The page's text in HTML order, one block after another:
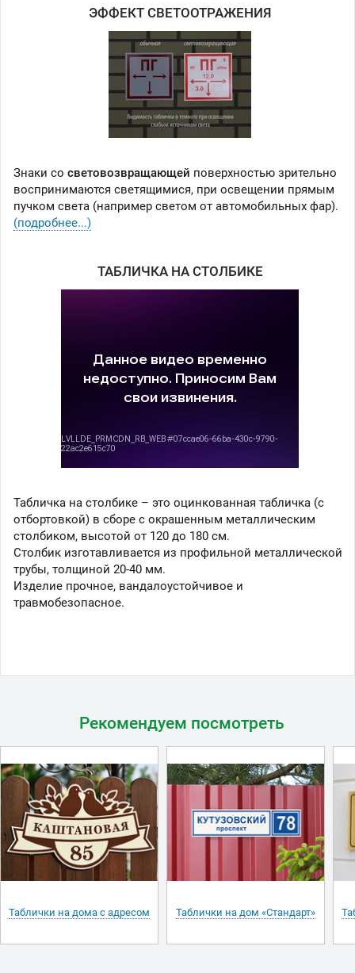
ЭФФЕКТ СВЕТООТРАЖЕНИЯ
Знаки со световозвращающей поверхностью зрительно
воспринимаются светящимися, при освещении прямым
пучком света (например светом от автомобильных фар).
(подробнее...)
ТАБЛИЧКА НА СТОЛБИКЕ
Табличка на столбике – это оцинкованная табличка (с
отбортовкой) в сборе с окрашенным металлическим
столбиком, высотой от 120 до 180 см.
Столбик изготавливается из профильной металлической
трубы, толщиной 20-40 мм.
Изделие прочное, вандалоустойчивое и
травмобезопасное.
Рекомендуем посмотреть
Таблички на дома с адресом Таблички на дом «Стандарт»